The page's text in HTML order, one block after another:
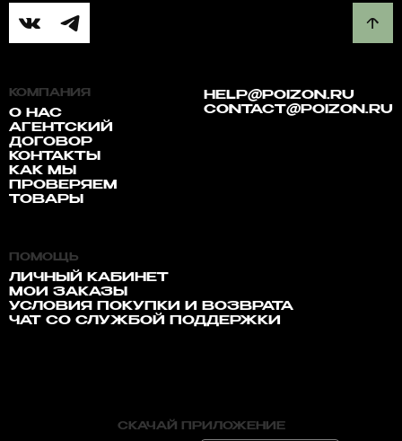
КОМПАНИЯ
О НАС
АГЕНТСКИЙ
ДОГОВОР
КОНТАКТЫ
КАК МЫ
ПРОВЕРЯЕМ
ТОВАРЫ
HELP@POIZON.RU
CONTACT@POIZON.RU
ПОМОЩЬ
ЛИЧНЫЙ КАБИНЕТ
МОИ ЗАКАЗЫ
УСЛОВИЯ ПОКУПКИ И ВОЗВРАТА
ЧАТ СО СЛУЖБОЙ ПОДДЕРЖКИ
СКАЧАЙ ПРИЛОЖЕНИЕ